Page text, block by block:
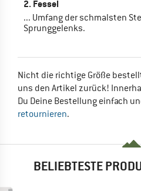
2. Fessel
... Umfang der schmalsten
Sprunggelenks.
Nicht die richtige Größe
uns den Artikel zurück!
Du Deine Bestellung einfach
retournieren.
BELIEBTESTE